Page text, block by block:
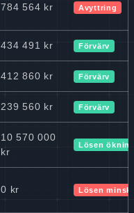
784 564 kr Avyttring
434 491 kr Förvärv
412 860 kr Förvärv
239 560 kr Förvärv
10 570 000
kr
Lösen
0 kr Lösen